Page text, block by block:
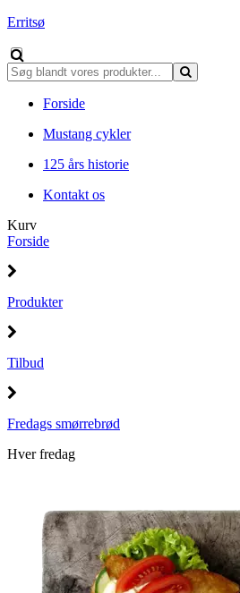
Erritsø
Forside
Mustang cykler
125 års historie
Kontakt os
Kurv
Forside
Produkter
Tilbud
Fredags smørrebrød
Hver fredag